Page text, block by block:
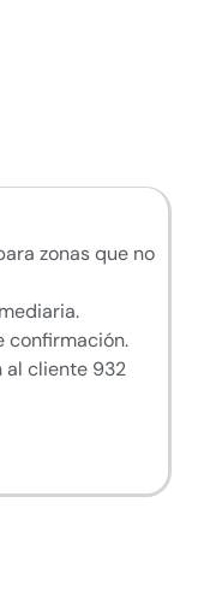
zonas que no
confirmación.
al cliente 932